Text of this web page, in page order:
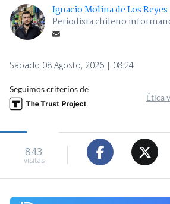
Ignacio Molina de Los Reyes
Periodista chileno
Sábado 08 Agosto, 2026 | 08:24
Seguimos criterios de
Ética
843
visitas